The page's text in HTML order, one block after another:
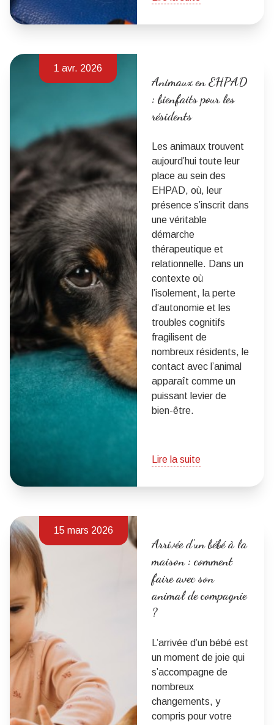
1 avr. 2026
Animaux en EHPAD
: bienfaits pour les
résidents
Les animaux trouvent
aujourd’hui toute leur
place au sein des
EHPAD, où, leur
présence s’inscrit dans
une véritable
démarche
thérapeutique et
relationnelle. Dans un
contexte où
l’isolement, la perte
d’autonomie et les
troubles cognitifs
fragilisent de
nombreux résidents, le
contact avec l’animal
apparaît comme un
puissant levier de
bien-être.
Lire la suite
15 mars 2026
Arrivée d'un bébé à la
maison : comment
faire avec son
animal de compagnie
?
L’arrivée d’un bébé est
un moment de joie qui
s’accompagne de
nombreux
changements, y
compris pour votre